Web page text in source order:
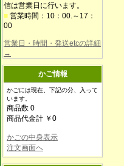
信は営業日に行います。
■ 営業時間：10：00.～17：
00
営業日・時間・発送etcの詳細
→
かご情報
かごには現在、下記の分、入って
います。
商品数 0
商品代金計 ￥0
かごの中身表示
注文画面へ